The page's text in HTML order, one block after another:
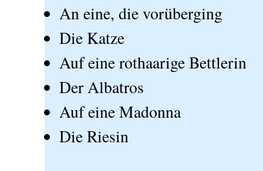
An eine, die vorüberging
Die Katze
Auf eine rothaarige Bettlerin
Der Albatros
Auf eine Madonna
Die Riesin